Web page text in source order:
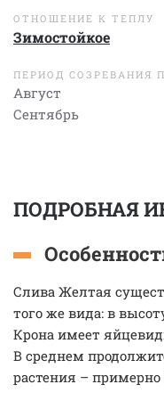
ОТНОШЕНИЕ К ТЕПЛУ
Зимостойкое
ПЕРИОД СОЗРЕВАНИЯ
Август
Сентябрь
ПОДРОБНАЯ
Слива Желтая
того же вида: в
Крона имеет
В среднем
растения – примерно